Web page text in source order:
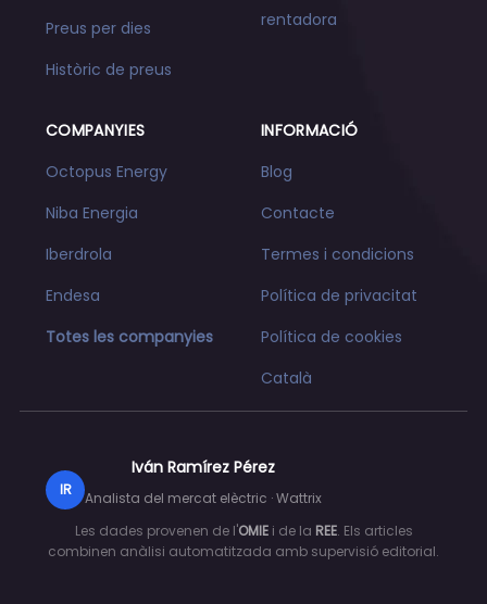
Preus per dies
Històric de preus
rentadora
COMPANYIES
Octopus Energy
Niba Energia
Iberdrola
Endesa
Totes les companyies
INFORMACIÓ
Blog
Contacte
Termes i condicions
Política de privacitat
Política de cookies
Català
IR
Iván Ramírez Pérez
Analista del mercat elèctric · Wattrix
Les dades provenen de l'OMIEi de la REE. Els articles
combinen anàlisi automatitzada amb supervisió editorial.